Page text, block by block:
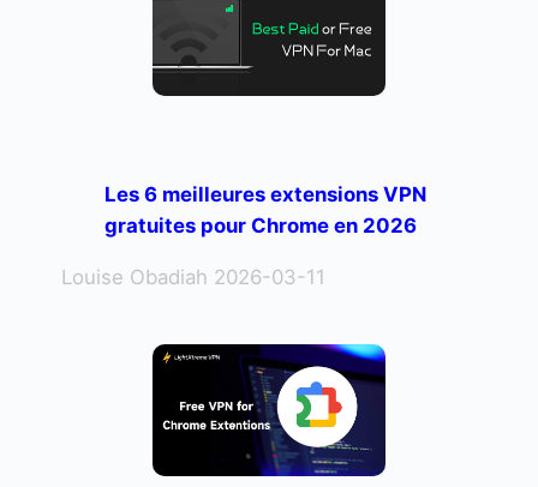
Les 6 meilleures extensions VPN
gratuites pour Chrome en 2026
Louise Obadiah 2026-03-11